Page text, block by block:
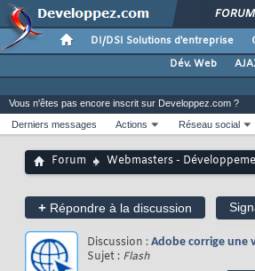
DI/DSI Solutions d'entreprise
Dév. Web
Vous n'êtes pas encore inscrit sur Developpez.com ?
Derniers messages
Actions Réseau social
Forum Webmasters -
+ Répondre à la discussion
Discussion : Adobe corrige une
Sujet : Flash